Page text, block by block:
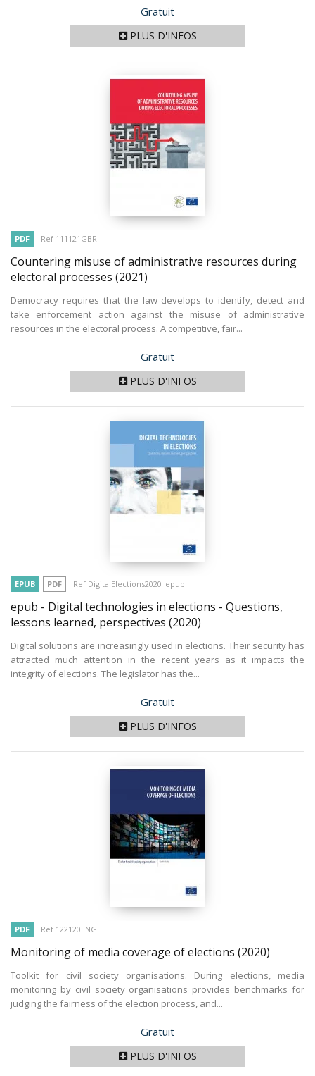
Prix
Gratuit
PLUS D'INFOS
PDF Ref 111121GBR
Countering misuse of administrative resources during
electoral processes (2021)
Democracy requires that the law develops to identify, detect and
take enforcement action against the misuse of administrative
resources in the electoral process. A competitive, fair...
Prix
Gratuit
PLUS D'INFOS
EPUB PDF Ref DigitalElections2020_epub
epub - Digital technologies in elections - Questions,
lessons learned, perspectives (2020)
Digital solutions are increasingly used in elections. Their security has
attracted much attention in the recent years as it impacts the
integrity of elections. The legislator has the...
Prix
Gratuit
PLUS D'INFOS
PDF Ref 122120ENG
Monitoring of media coverage of elections (2020)
Toolkit for civil society organisations. During elections, media
monitoring by civil society organisations provides benchmarks for
judging the fairness of the election process, and...
Prix
Gratuit
PLUS D'INFOS